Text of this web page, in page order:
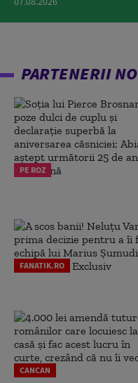
PARTENERII
PE ROZ
FANATIK.RO
CANCAN